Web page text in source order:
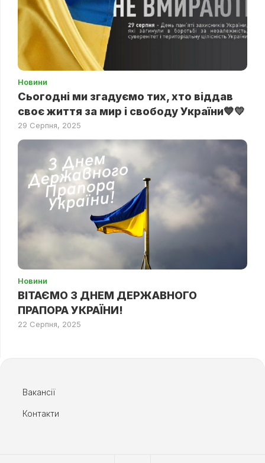
Новини
Сьогодні ми згадуємо тих, хто віддав
своє життя за мир і свободу України💙💛
29 Серпня, 2025
Новини
ВІТАЄМО З ДНЕМ ДЕРЖАВНОГО
ПРАПОРА УКРАЇНИ!
22 Серпня, 2025
Вакансії
Контакти